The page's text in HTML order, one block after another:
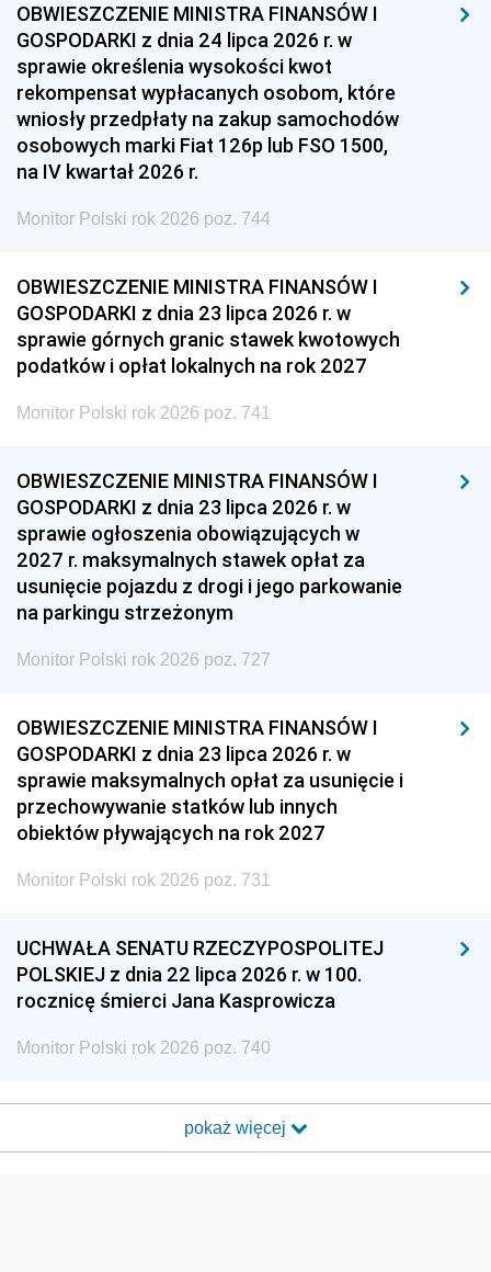
OBWIESZCZENIE MINISTRA FINANSÓW I
GOSPODARKI z dnia 24 lipca 2026 r. w
sprawie określenia wysokości kwot
rekompensat wypłacanych osobom, które
wniosły przedpłaty na zakup samochodów
osobowych marki Fiat 126p lub FSO 1500,
na IV kwartał 2026 r.
Monitor Polski rok 2026 poz. 744
OBWIESZCZENIE MINISTRA FINANSÓW I
GOSPODARKI z dnia 23 lipca 2026 r. w
sprawie górnych granic stawek kwotowych
podatków i opłat lokalnych na rok 2027
Monitor Polski rok 2026 poz. 741
OBWIESZCZENIE MINISTRA FINANSÓW I
GOSPODARKI z dnia 23 lipca 2026 r. w
sprawie ogłoszenia obowiązujących w
2027 r. maksymalnych stawek opłat za
usunięcie pojazdu z drogi i jego parkowanie
na parkingu strzeżonym
Monitor Polski rok 2026 poz. 727
OBWIESZCZENIE MINISTRA FINANSÓW I
GOSPODARKI z dnia 23 lipca 2026 r. w
sprawie maksymalnych opłat za usunięcie i
przechowywanie statków lub innych
obiektów pływających na rok 2027
Monitor Polski rok 2026 poz. 731
UCHWAŁA SENATU RZECZYPOSPOLITEJ
POLSKIEJ z dnia 22 lipca 2026 r. w 100.
rocznicę śmierci Jana Kasprowicza
Monitor Polski rok 2026 poz. 740
pokaż więcej